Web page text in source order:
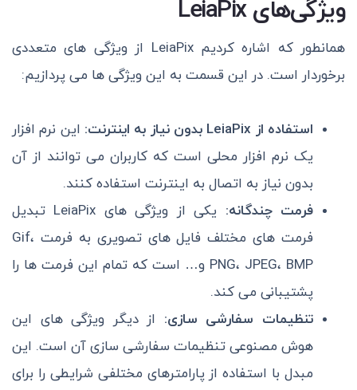
ویژگی‌های LeiaPix
همانطور که اشاره کردیم LeiaPix از ویژگی های متعددی
برخوردار است. در این قسمت به این ویژگی ها می پردازیم:
استفاده از LeiaPix بدون نیاز به اینترنت:
این نرم افزار
یک نرم افزار محلی است که کاربران می توانند از آن
بدون نیاز به اتصال به اینترنت استفاده کنند.
فرمت چندگانه:
یکی از ویژگی های LeiaPix تبدیل
فرمت های مختلف فایل های تصویری به فرمت Gif،
PNG، JPEG، BMP و… است که تمام این فرمت ها را
پشتیبانی می کند.
تنظیمات سفارشی سازی: از دیگر ویژگی های این
هوش مصنوعی تنظیمات سفارشی سازی آن است. این
مبدل با استفاده از پارامترهای مختلفی شرایطی را برای